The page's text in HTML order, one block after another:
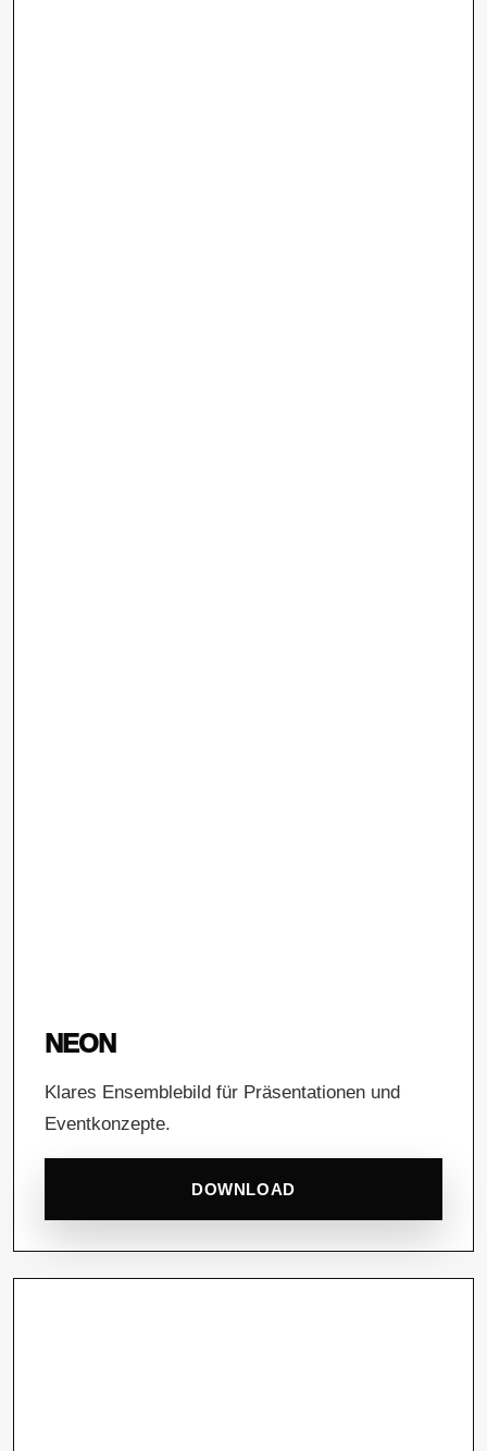
NEON
Klares Ensemblebild für Präsentationen und
Eventkonzepte.
DOWNLOAD